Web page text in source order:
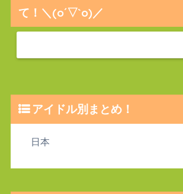
て！＼(o´▽`o)／
アイドル別まとめ！